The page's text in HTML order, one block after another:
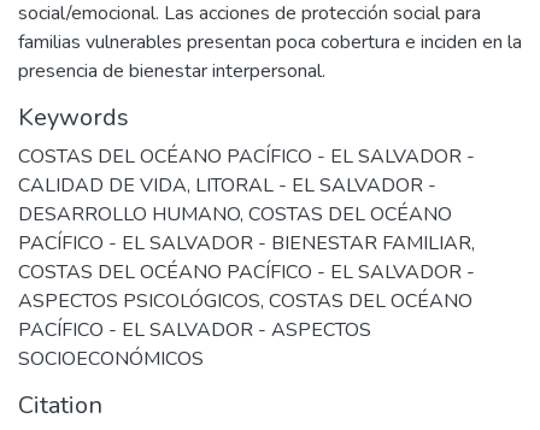
social/emocional. Las acciones de protección social para
familias vulnerables presentan poca cobertura e inciden en la
presencia de bienestar interpersonal.
Keywords
COSTAS DEL OCÉANO PACÍFICO - EL SALVADOR -
CALIDAD DE VIDA, LITORAL - EL SALVADOR -
DESARROLLO HUMANO, COSTAS DEL OCÉANO
PACÍFICO - EL SALVADOR - BIENESTAR FAMILIAR,
COSTAS DEL OCÉANO PACÍFICO - EL SALVADOR -
ASPECTOS PSICOLÓGICOS, COSTAS DEL OCÉANO
PACÍFICO - EL SALVADOR - ASPECTOS
SOCIOECONÓMICOS
Citation